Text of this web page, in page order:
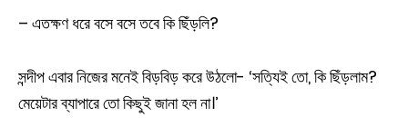
– এতক্ষণ ধরে বসে বসে তবে কি ছিঁড়লি?
সন্দীপ এবার নিজের মনেই বিড়বিড় করে উঠলো- ‘সত্যিই তো, কি ছিঁড়লাম?
মেয়েটার ব্যাপারে তো কিছুই জানা হল না।’